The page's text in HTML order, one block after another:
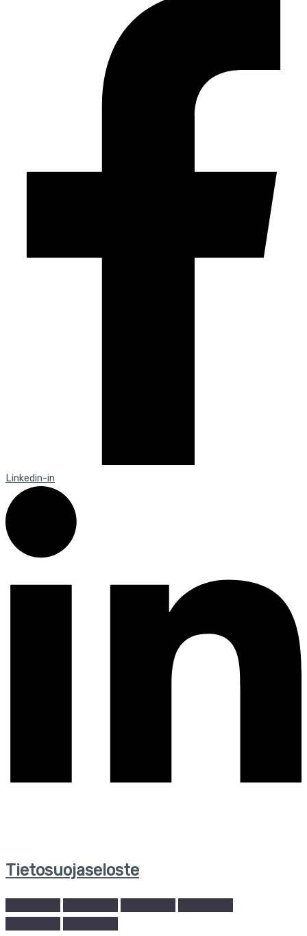
Linkedin-in
Tietosuojaseloste